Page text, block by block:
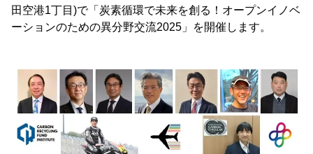
田空港1丁目)で「炭素循環で未来を創る！オープンイノベ
ーションのための異分野交流2025」を開催します。